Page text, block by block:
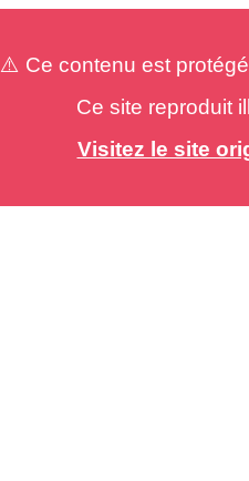
⚠️ Ce contenu est
Ce site reproduit
Visitez le site